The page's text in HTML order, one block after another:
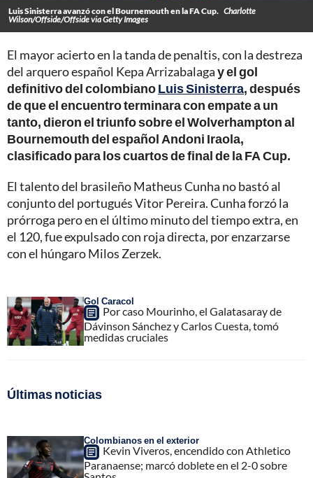
Luis Sinisterra avanzó con el Bournemouth en la FA Cup. Charlotte
Wilson/Offside/Offside via Getty Images
El mayor acierto en la tanda de penaltis, con la destreza
del arquero español Kepa Arrizabalagay el gol
definitivo del colombianoLuis Sinisterra, después
de que el encuentro terminara con empate a un
tanto, dieron el triunfo sobre el Wolverhampton al
Bournemouth del español Andoni Iraola,
clasificado para los cuartos de final de la FA Cup.
El talento del brasileño Matheus Cunha no bastó al
conjunto del portugués Vitor Pereira. Cunha forzó la
prórroga pero en el último minuto del tiempo extra, en
el 120, fue expulsado con roja directa, por enzarzarse
con el húngaro Milos Zerzek.
Gol Caracol
Por caso Mourinho, el Galatasaray de
Dávinson Sánchez y Carlos Cuesta, tomó
medidas cruciales
Últimas noticias
Colombianos en el exterior
Kevin Viveros, encendido con Athletico
Paranaense; marcó doblete en el 2-0 sobre